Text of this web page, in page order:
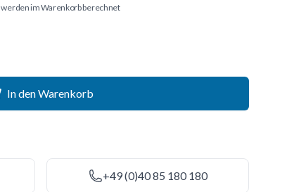
werden im Warenkorb berechnet
In den Warenkorb
+49 (0)40 85 180 180